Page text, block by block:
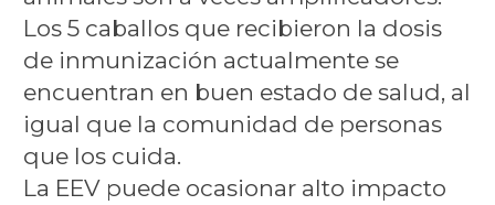
Los 5 caballos que recibieron la dosis
de inmunización actualmente se
encuentran en buen estado de salud, al
igual que la comunidad de personas
que los cuida.
La EEV puede ocasionar alto impacto